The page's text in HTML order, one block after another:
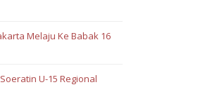
Melaju Ke Babak 16
U-15 Regional